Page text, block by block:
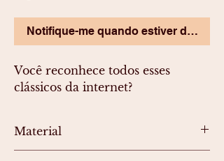
Notifique-me quando estiver
Você reconhece todos esses
clássicos da internet?
Material